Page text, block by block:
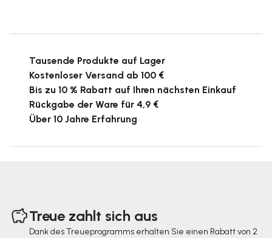
Tausende Produkte auf Lager
Kostenloser Versand ab 100 €
Bis zu 10 % Rabatt auf Ihren nächsten Einkauf
Rückgabe der Ware für 4,9 €
Über 10 Jahre Erfahrung
Treue zahlt sich aus
Dank des Treueprogramms erhalten Sie einen Rabatt von 2